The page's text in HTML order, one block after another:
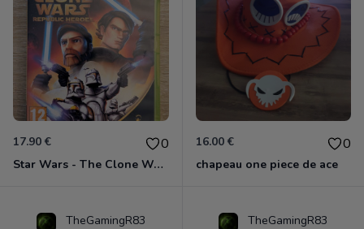
17.90 € 0
Star Wars - The Clone Wars - Les Héros De La République Xbox 360
16.00 € 0
chapeau one piece de ace
TheGamingR83 TheGamingR83